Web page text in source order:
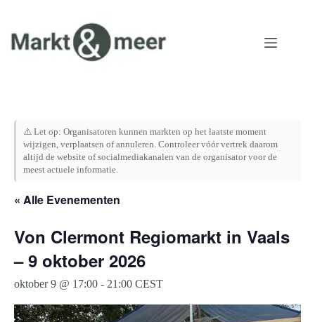
inhoud
⚠️ Let op: Organisatoren kunnen markten op het laatste moment
wijzigen, verplaatsen of annuleren. Controleer vóór vertrek daarom
altijd de website of socialmediakanalen van de organisator voor de
meest actuele informatie.
« Alle Evenementen
Von Clermont Regiomarkt in Vaals
– 9 oktober 2026
oktober 9 @ 17:00 - 21:00 CEST